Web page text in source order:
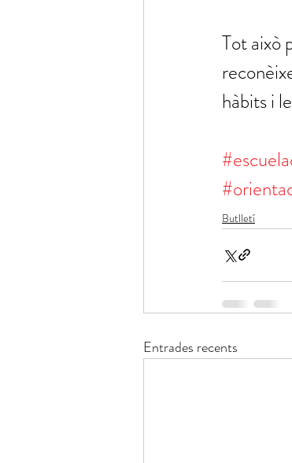
Tot això
hàbits i
Butlletí
Entrades recents